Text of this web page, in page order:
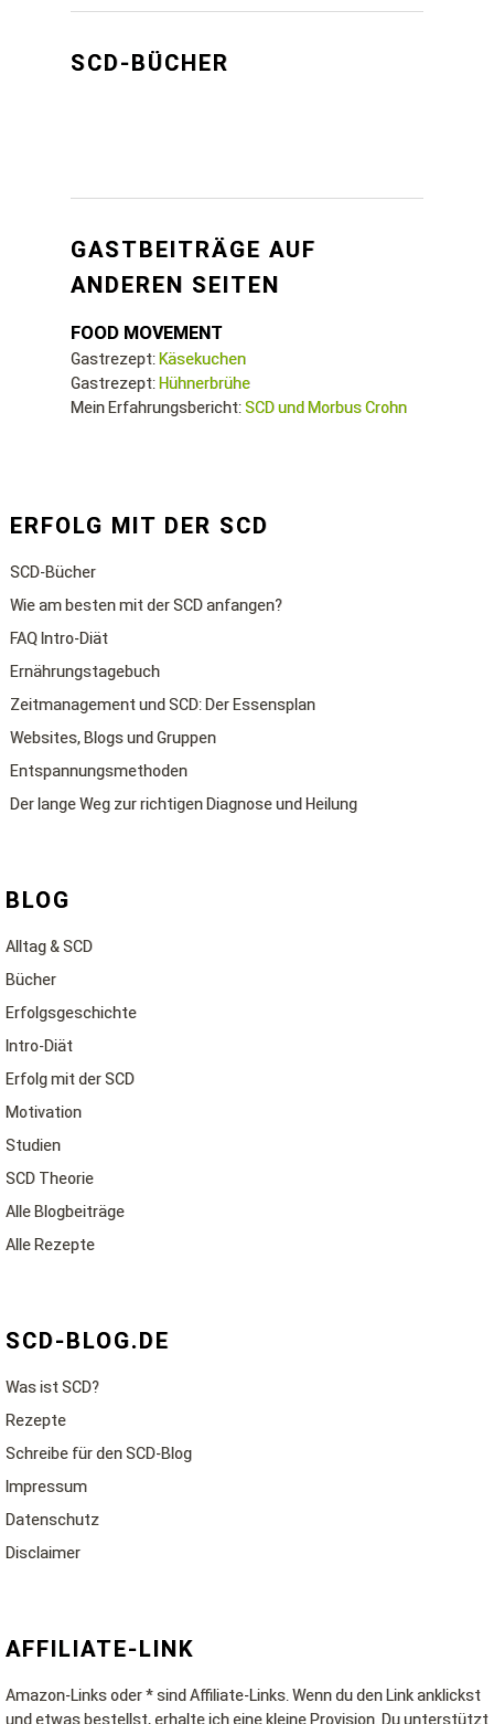
SCD-BÜCHER
GASTBEITRÄGE AUF
ANDEREN SEITEN
FOOD MOVEMENT
Gastrezept: Käsekuchen
Gastrezept: Hühnerbrühe
Mein Erfahrungsbericht:SCD und Morbus Crohn
ERFOLG MIT DER SCD
SCD-Bücher
Wie am besten mit der SCD anfangen?
FAQ Intro-Diät
Ernährungstagebuch
Zeitmanagement und SCD: Der Essensplan
Websites, Blogs und Gruppen
Entspannungsmethoden
Der lange Weg zur richtigen Diagnose und Heilung
BLOG
Alltag & SCD
Bücher
Erfolgsgeschichte
Intro-Diät
Erfolg mit der SCD
Motivation
Studien
SCD Theorie
Alle Blogbeiträge
Alle Rezepte
SCD-BLOG.DE
Was ist SCD?
Rezepte
Schreibe für den SCD-Blog
Impressum
Datenschutz
Disclaimer
AFFILIATE-LINK
Amazon-Links oder * sind Affiliate-Links. Wenn du den Link anklickst
und etwas bestellst, erhalte ich eine kleine Provision. Du unterstützt